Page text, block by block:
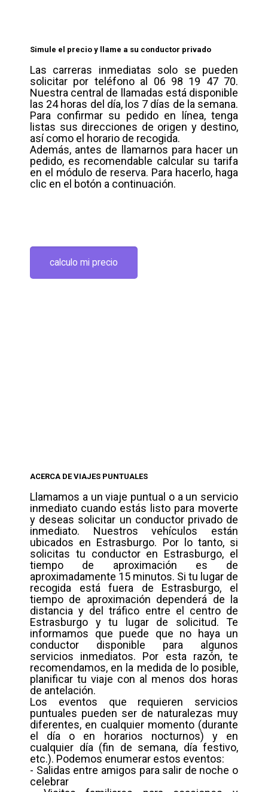
Simule el precio y llame a su conductor privado
Las carreras inmediatas solo se pueden
solicitar por teléfono al 06 98 19 47 70.
Nuestra central de llamadas está disponible
las 24 horas del día, los 7 días de la semana.
Para confirmar su pedido en línea, tenga
listas sus direcciones de origen y destino,
así como el horario de recogida.
Además, antes de llamarnos para hacer un
pedido, es recomendable calcular su tarifa
en el módulo de reserva. Para hacerlo, haga
clic en el botón a continuación.
calculo mi precio
ACERCA DE VIAJES PUNTUALES
Llamamos a un viaje puntual o a un servicio
inmediato cuando estás listo para moverte
y deseas solicitar un conductor privado de
inmediato. Nuestros vehículos están
ubicados en Estrasburgo. Por lo tanto, si
solicitas tu conductor en Estrasburgo, el
tiempo de aproximación es de
aproximadamente 15 minutos. Si tu lugar de
recogida está fuera de Estrasburgo, el
tiempo de aproximación dependerá de la
distancia y del tráfico entre el centro de
Estrasburgo y tu lugar de solicitud. Te
informamos que puede que no haya un
conductor disponible para algunos
servicios inmediatos. Por esta razón, te
recomendamos, en la medida de lo posible,
planificar tu viaje con al menos dos horas
de antelación.
Los eventos que requieren servicios
puntuales pueden ser de naturalezas muy
diferentes, en cualquier momento (durante
el día o en horarios nocturnos) y en
cualquier día (fin de semana, día festivo,
etc.). Podemos enumerar estos eventos:
- Salidas entre amigos para salir de noche o
celebrar